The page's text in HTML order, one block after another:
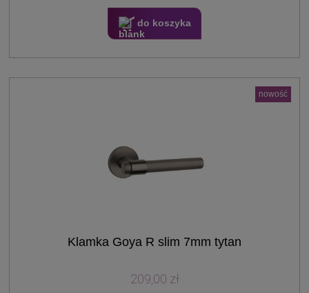
do koszyka
Klamka Goya R slim 7mm tytan
209,00 zł
nowość